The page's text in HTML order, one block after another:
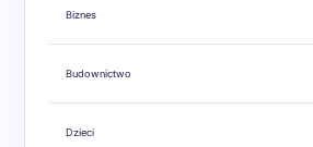
Biznes
Budownictwo
Dzieci